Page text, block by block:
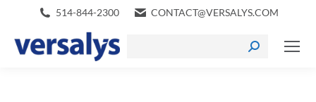
514-844-2300 CONTACT@VERSALYS.COM